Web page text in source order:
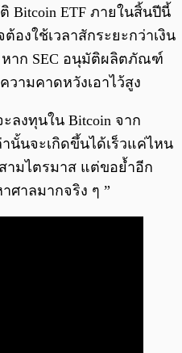
Bitcoin ETF ภายในสิ้นปีนี้
องใช้เวลาสักระยะกว่าเงิน
หาก SEC อนุมัติผลิตภัณฑ์
วามคาดหวังเอาไว้สูง
ลงทุนใน Bitcoin จาก
นั้นจะเกิดขึ้นได้เร็วแค่ไหน
ามไตรมาส แต่ขอย้ำอีก
ศาลมากจริง ๆ ”